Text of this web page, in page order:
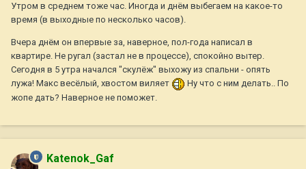
Утром в среднем тоже час. Иногда и днём выбегаем на какое-то
время (в выходные по несколько часов).
Вчера днём он впервые за, наверное, пол-года написал в
квартире. Не ругал (застал не в процессе), спокойно вытер.
Сегодня в 5 утра начался "скулёж" выхожу из спальни - опять
лужа! Макс весёлый, хвостом виляет
Ну что с ним делать.. По
жопе дать? Наверное не поможет.
Katenok_Gaf